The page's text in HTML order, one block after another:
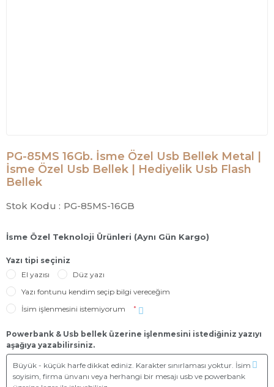
PG-85MS 16Gb. İsme Özel Usb Bellek Metal |
İsme Özel Usb Bellek | Hediyelik Usb Flash
Bellek
Stok Kodu : PG-85MS-16GB
İsme Özel Teknoloji Ürünleri (Aynı Gün Kargo)
Yazı tipi seçiniz
El yazısı
Düz yazı
Yazı fontunu kendim seçip bilgi vereceğim
İsim işlenmesini istemiyorum
*
Powerbank & Usb bellek üzerine işlenmesini istediğiniz yazıyı
aşağıya yazabilirsiniz.